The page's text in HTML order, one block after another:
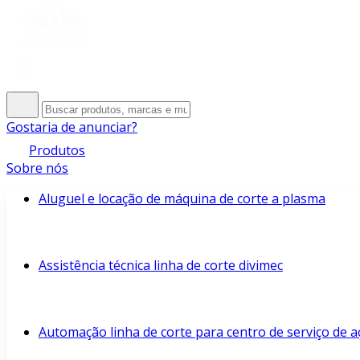
Gostaria de anunciar?
Produtos
Sobre nós
Aluguel e locação de máquina de corte a plasma
Assistência técnica linha de corte divimec
Automação linha de corte para centro de serviço de